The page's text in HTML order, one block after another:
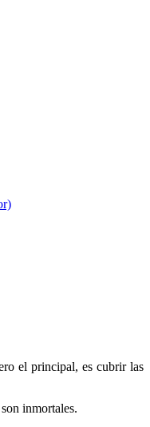
el principal, es cubrir las
inmortales.